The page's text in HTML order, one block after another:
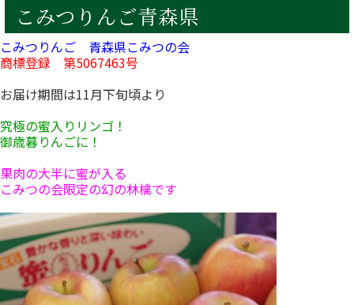
こみつりんご青森県
こみつりんご 青森県こみつの会
商標登録 第5067463号
お届け期間は11月下旬頃より
究極の蜜入りリンゴ！
御歳暮りんごに！
果肉の大半に蜜が入る
こみつの会限定の幻の林檎です